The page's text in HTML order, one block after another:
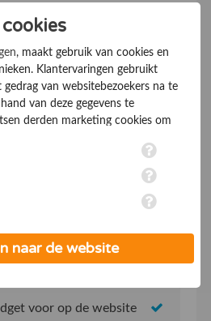
Algemene voorwaarden
voor op de website
, maakt gebruik van cookies en
Klantervaringen gebruikt
van websitebezoekers na te
van deze gegevens te
derden marketing cookies om
verwerkt. Je geeft
wanneer je hieronder een
in de
. Lees voor meer
naar de website